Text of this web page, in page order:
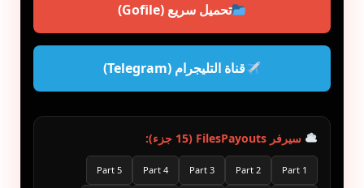
تحميل سريع (Gofile)
قناة التليجرام (Telegram)
سيرفر FilesPayouts (15 جزء):
Part 1
Part 2
Part 3
Part 4
Part 5